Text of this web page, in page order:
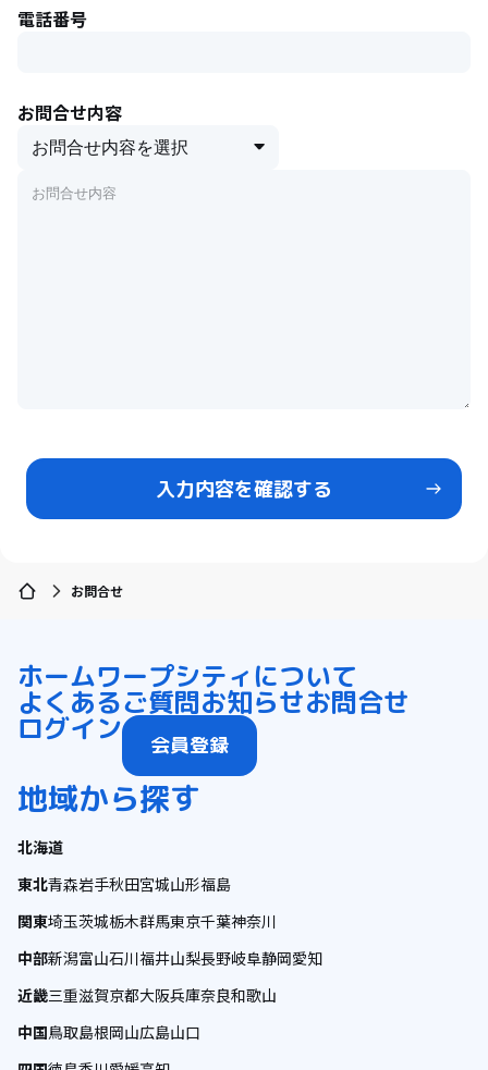
電話番号
お問合せ内容
入力内容を確認する
お問合せ
ホームワープシティについて
よくあるご質問お知らせお問合せ
ログイン 会員登録
地域から探す
北海道
東北青森岩手秋田宮城山形福島
関東埼玉茨城栃木群馬東京千葉神奈川
中部新潟富山石川福井山梨長野岐阜静岡愛知
近畿三重滋賀京都大阪兵庫奈良和歌山
中国鳥取島根岡山広島山口